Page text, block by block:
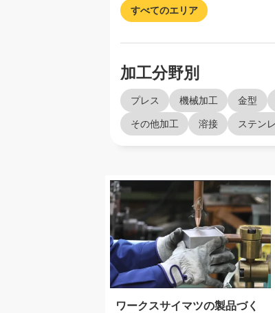
すべてのエリア
加工分野別
プレス 機械加工 金型
その他加工 溶接 ステン
ワークスサイマツの製品づく